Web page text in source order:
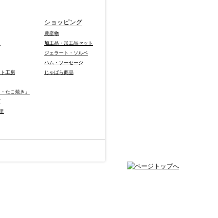
工房
たこ焼き」
ショッピング
農産物
加工品・加工品セット
ジェラート・ソルベ
ハム・ソーセージ
じゃばら商品